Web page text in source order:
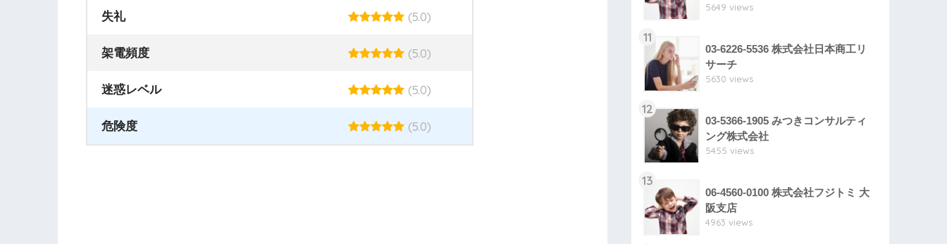
失礼 (5.0)
架電頻度 (5.0)
迷惑レベル (5.0)
危険度 (5.0)
5649 views
11
03-6226-5536 株式会社日本商工リ
サーチ
5630 views
12
03-5366-1905 みつきコンサルティ
ング株式会社
5455 views
13
06-4560-0100 株式会社フジトミ 大
阪支店
4963 views